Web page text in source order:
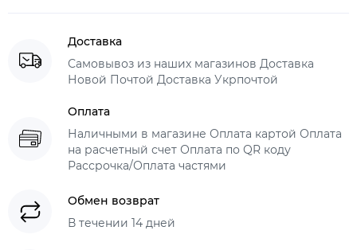
Доставка
Самовывоз из наших магазинов Доставка
Новой Почтой Доставка Укрпочтой
Оплата
Наличными в магазине Оплата картой Оплата
на расчетный счет Оплата по QR коду
Рассрочка/Оплата частями
Обмен возврат
В течении 14 дней